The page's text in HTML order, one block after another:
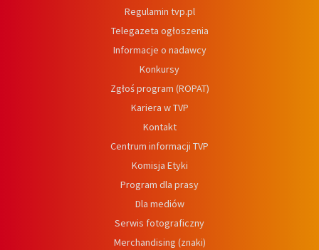
Regulamin tvp.pl
Telegazeta ogłoszenia
Informacje o nadawcy
Konkursy
Zgłoś program (ROPAT)
Kariera w TVP
Kontakt
Centrum informacji TVP
Komisja Etyki
Program dla prasy
Dla mediów
Serwis fotograficzny
Merchandising (znaki)